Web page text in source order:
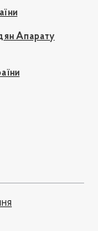
Апарату